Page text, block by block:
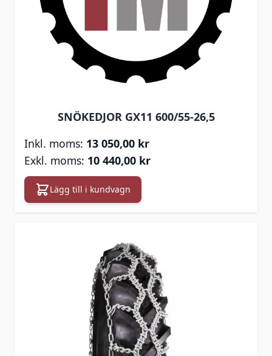
SNÖKEDJOR GX11 600/55-26,5
13 050,00 kr
10 440,00 kr
Lägg till i kundvagn